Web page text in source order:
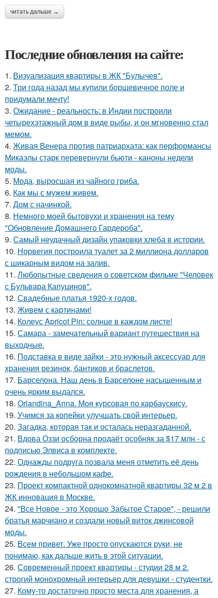
читать дальше →
Последние обновления на сайте:
1. Визуализация квартиры в ЖК "Булычев".
2. Три года назад мы купили борщевичное поле и
придумали мечту!
3. Ожидание - реальность: в Индии построили
четырехэтажный дом в виде рыбы, и он мгновенно стал
мемом.
4. Живая Венера против патриархата: как перформансы
Микаэлы старк перевернули бьюти - каноны недели
моды.
5. Мода, выросшая из чайного гриба.
6. Как мы с мужем живем.
7. Дом с начинкой.
8. Немного моей бытовухи и хранения на тему
"Обновление Домашнего Гардероба".
9. Самый неудачный дизайн упаковки хлеба в истории.
10. Норвегия построила туалет за 2 миллиона долларов
с шикарным видом на залив.
11. Любопытные сведения о советском фильме "Человек
с Бульвара Капуцинов".
12. Свадебные платья 1920-х годов.
13. Живем с картинами!
14. Колеус Apricot Pin: солнце в каждом листе!
15. Самара - замечательный вариант путешествия на
выходные.
16. Подставка в виде зайки - это нужный аксессуар для
хранения резинок, бантиков и браслетов.
17. Барселона. Наш день в Барселоне насыщенным и
очень ярким выдался.
18. Orlandina_Anna. Моя курсовая по карбаускису.
19. Учимся за копейки улучшать свой интерьер.
20. Загадка, которая так и осталась неразгаданной.
21. Вдова Оззи осборна продаёт особняк за $17 млн - с
подписью Элвиса в комплекте.
22. Однажды подруга позвала меня отметить её день
рождения в небольшом кафе.
23. Проект компактной однокомнатной квартиры 32 м 2 в
ЖК инновация в Москве.
24. "Все Новое - это Хорошо Забытое Старое", - решили
братья марчиано и создали новый виток джинсовой
моды.
25. Всем привет. Уже просто опускаются руки, не
понимаю, как дальше жить в этой ситуации.
26. Современный проект квартиры - студии 28 м 2.
строгий монохромный интерьер для девушки - студентки.
27. Кому-то достаточно просто места для хранения, а